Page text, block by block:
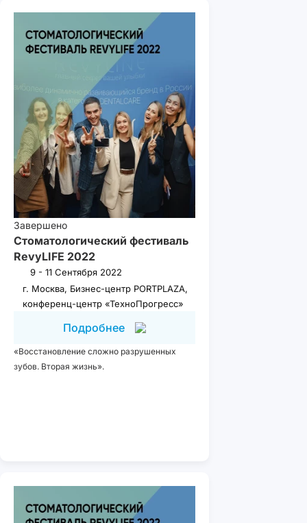
Завершено
Стоматологический фестиваль
RevyLIFE 2022
9 - 11 Сентября 2022
г. Москва, Бизнес-центр PORTPLAZA,
конференц-центр «ТехноПрогресс»
Подробнее
«Восстановление сложно разрушенных
зубов. Вторая жизнь».